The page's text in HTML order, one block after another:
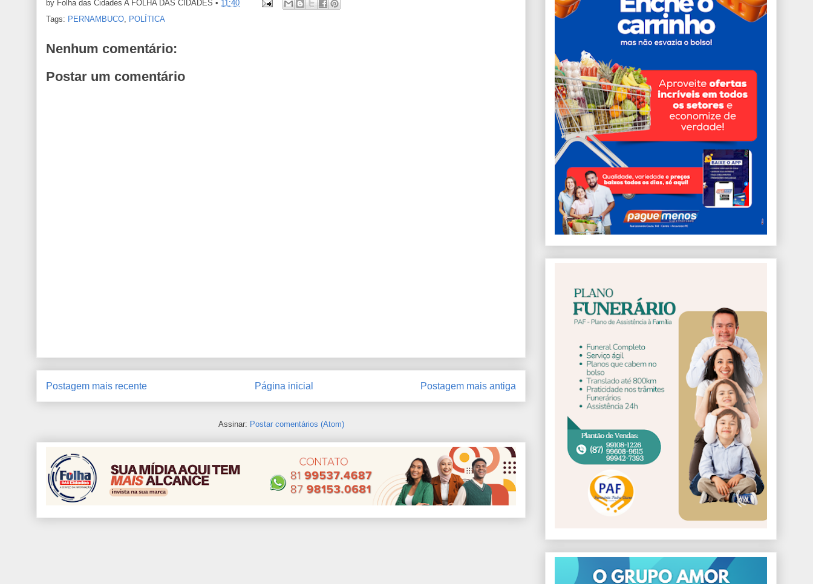
by Folha das Cidades A FOLHA DAS CIDADES • 11:40
Tags: PERNAMBUCO, POLÍTICA
Nenhum comentário:
Postar um comentário
Postagem mais recente Postagem mais antiga
Página inicial
Assinar: Postar comentários (Atom)